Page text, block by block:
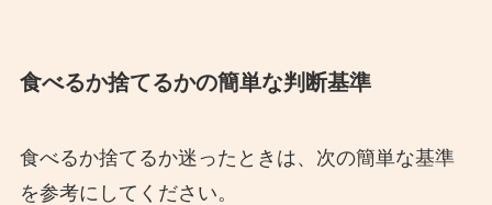
食べるか捨てるかの簡単な判断基準
食べるか捨てるか迷ったときは、次の簡単な基準
を参考にしてください。